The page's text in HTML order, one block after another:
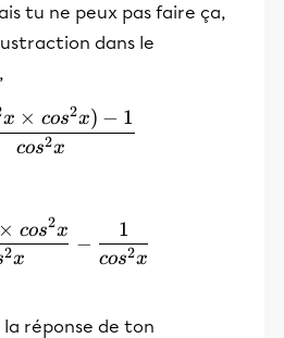
tu ne peux pas faire ça,
dans le
\frac{(4sin²x × cos²x) -
cos2x
x × cos2x) − 1
\frac{4sin²x ×
2x
× cos2x
−
cos2x
1
la réponse de ton